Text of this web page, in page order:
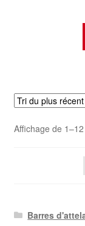
Affichage de
Barres